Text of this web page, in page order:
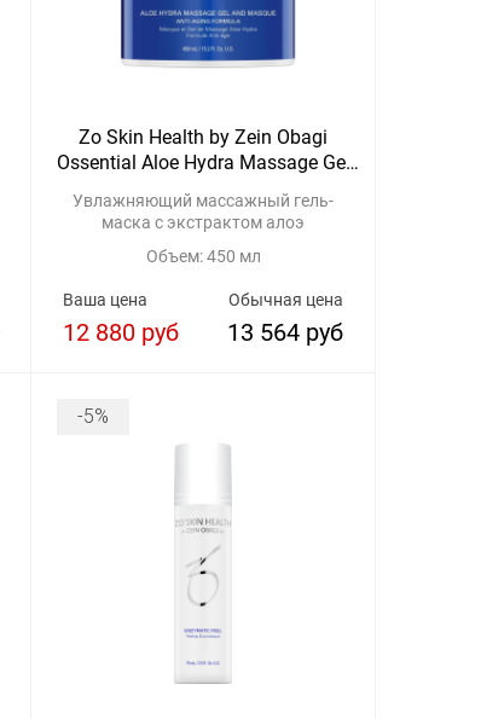
Zo Skin Health by Zein Obagi
Ossential Aloe Hydra Massage Gel
And Masque
Увлажняющий массажный гель-
маска с экстрактом алоэ
Объем: 450 мл
Обычная цена
13 564 руб
Ваша цена
12 880 руб
-5%